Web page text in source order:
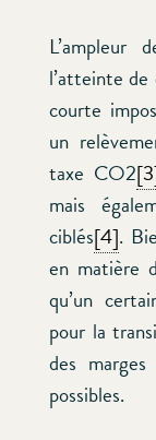
L’ampleur
l’atteinte
courte
un
taxe CO2
mais
ciblés[4].
en matière
qu’un
pour la
des
possibles.